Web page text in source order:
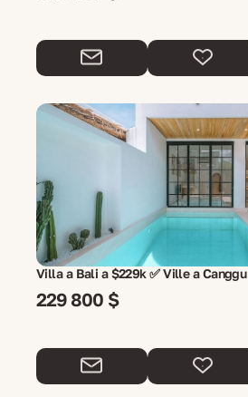
Villa a Bali a $229k ✅ Ville a Canggu
229 800 $